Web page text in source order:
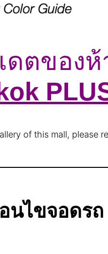
ดตของ
of this mall, please
นไขจอดรถ